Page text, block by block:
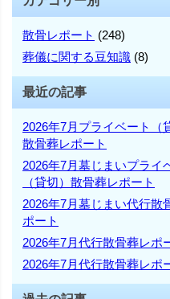
散骨レポート (248)
葬儀に関する豆知識 (8)
最近の記事
2026年7月プライベート（
散骨葬レポート
2026年7月墓じまいプライ
（貸切）散骨葬レポート
2026年7月墓じまい代行散
ポート
2026年7月代行散骨葬レポ
2026年7月代行散骨葬レポ